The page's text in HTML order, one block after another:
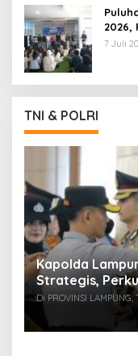
2026,
IIB
7 Juli
TNI & POLRI
Kapolda
Strategis,
Polri Presisi
Di PROVINSI LAMPUNG,